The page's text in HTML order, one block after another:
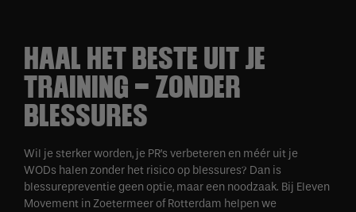
HAAL HET BESTE UIT JE
TRAINING – ZONDER
BLESSURES
Wil je sterker worden, je PR’s verbeteren en méér uit je
WODs halen zonder het risico op blessures? Dan is
blessurepreventie geen optie, maar een noodzaak. Bij Eleven
Movement in Zoetermeer of Rotterdam helpen we